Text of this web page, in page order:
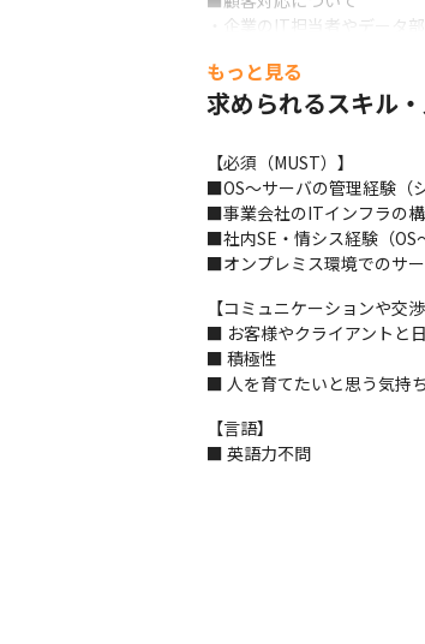
・企業のIT担当者やデータ
■チーム支援について
・初学者メンバーの技術サ
・クライアント側の支援に
※開発支援、コンサルティ
もっと見る
求められるスキル
【必須（MUST）】
■OS〜サーバの管理経験（
■事業会社のITインフラの構
■社内SE・情シス経験（OS
■オンプレミス環境でのサ
【コミュニケーションや交
■ お客様やクライアントと
■ 積極性
■ 人を育てたいと思う気持ち
【言語】
■ 英語力不問